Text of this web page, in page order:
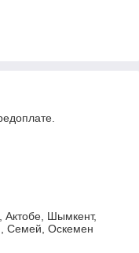
Актобе, Шымкент,
Семей, Оскемен